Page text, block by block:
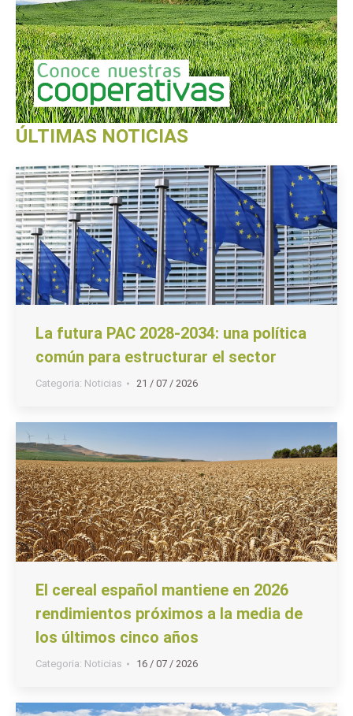
ÚLTIMAS NOTICIAS
La futura PAC 2028-2034: una política
común para estructurar el sector
Categoria: Noticias 21 / 07 / 2026
El cereal español mantiene en 2026
rendimientos próximos a la media de
los últimos cinco años
Categoria: Noticias 16 / 07 / 2026